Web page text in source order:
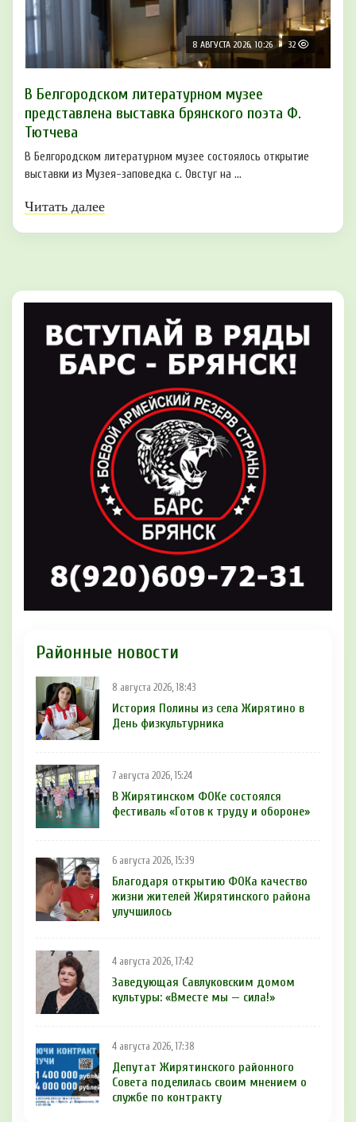
8 АВГУСТА 2026, 10:26 32
В Белгородском литературном музее
представлена выставка брянского поэта Ф.
Тютчева
В Белгородском литературном музее состоялось открытие
выставки из Музея-заповедка с. Овстуг на ...
Читать далее
Районные новости
8 августа 2026, 18:43
История Полины из села Жирятино в
День физкультурника
7 августа 2026, 15:24
В Жирятинском ФОКе состоялся
фестиваль «Готов к труду и обороне»
6 августа 2026, 15:39
Благодаря открытию ФОКа качество
жизни жителей Жирятинского района
улучшилось
4 августа 2026, 17:42
Заведующая Савлуковским домом
культуры: «Вместе мы — сила!»
4 августа 2026, 17:38
Депутат Жирятинского районного
Совета поделилась своим мнением о
службе по контракту